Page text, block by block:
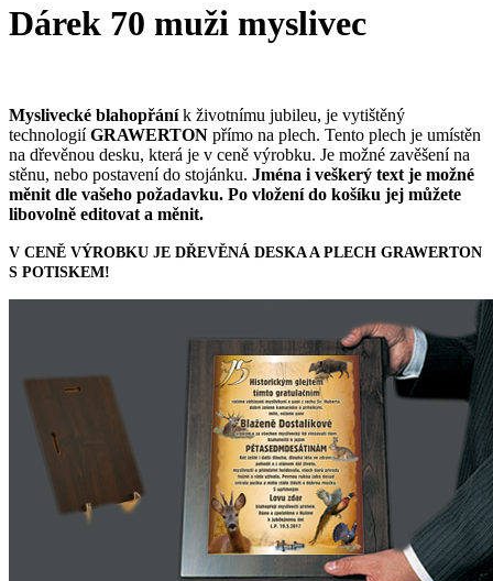
Dárek 70 muži myslivec
Myslivecké blahopřáník životnímu jubileu, je vytištěný
technologiíGRAWERTON přímo na plech. Tento plech je umístěn
na dřevěnou desku, která je v ceně výrobku. Je možné zavěšení na
stěnu, nebo postavení do stojánku. Jména i veškerý text je možné
měnit dle vašeho požadavku. Po vložení do košíku jej můžete
libovolně editovat a měnit.
V CENĚ VÝROBKU JE DŘEVĚNÁ DESKA A PLECH GRAWERTON
S POTISKEM!